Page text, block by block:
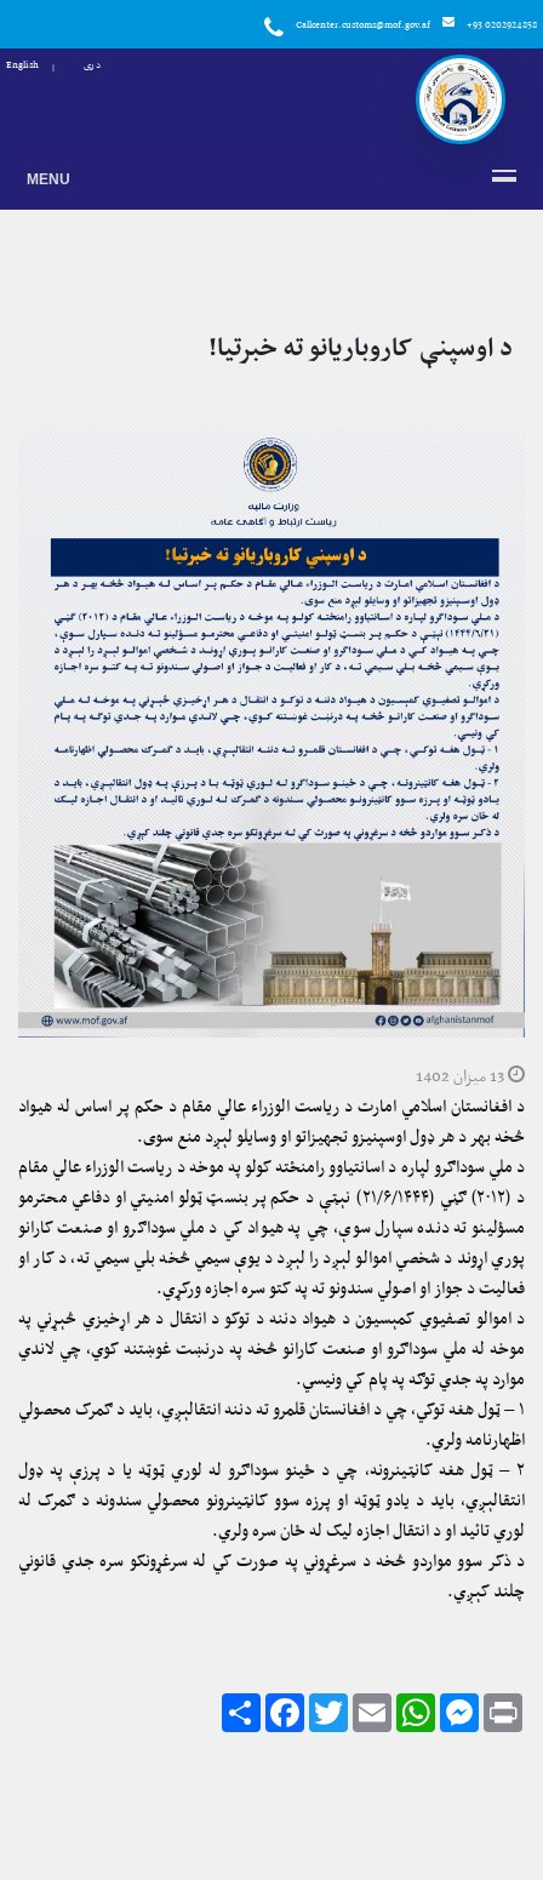
Callcenter.customs@mof.gov.af +93 0202924858
دری English
MENU
د اوسپنې کاروباریانو ته خبرتیا!
د افغانستان اسلامي امارت د ریاست الوزراء عالي مقام د حکم پر اساس له هیواد
څخه بهر د هر ډول اوسپنیزو تجهیزاتو او وسایلو لېږد منع سوی.
د ملي سوداګرو لپاره د اسانتیاوو رامنځته کولو په موخه د ریاست الوزراء عالي مقام
د (۲۰۱۲) ګڼي (۲۱/۶/۱۴۴۴) نېټې د حکم پر بنسټ ټولو امنیتي او دفاعي محترمو
مسؤلینو ته دنده سپارل سوې، چي په هیواد کي د ملي سوداګرو او صنعت کارانو
پوري اړوند د شخصي اموالو لېږد را لېږد د یوې سيمي څخه بلي سيمي ته، د کار او
فعالیت د جواز او اصولي سندونو ته په کتو سره اجازه ورکړي.
د اموالو تصفیوي کمېسیون د هیواد دننه د توکو د انتقال د هر اړخیزي څېړني په
موخه له ملي سوداګرو او صنعت کارانو څخه په درنښت غوښتنه کوي، چي لاندي
موارد په جدي توګه په پام کي ونیسي.
۱ – ټول هغه توکي، چي د افغانستان قلمرو ته دننه انتقالېږي، باید د ګمرک محصولي
اظهارنامه ولري.
۲ – ټول هغه کانټینرونه، چي د ځینو سوداګرو له لوري ټوټه یا د پرزې په ډول
انتقالېږي، باید د یادو ټوټه او پرزه سوو کانټینرونو محصولي سندونه د ګمرک له
لوري تائید او د انتقال اجازه لیک له ځان سره ولري.
د ذکر سوو مواردو څخه د سرغړوني په صورت کي له سرغړونکو سره جدي قانوني
چلند کېږي.